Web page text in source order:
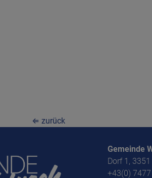
⇐ zurück
Gemeinde
Dorf 1,
+43(0)